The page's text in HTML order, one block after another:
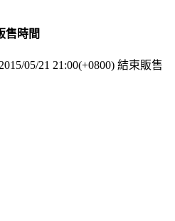
售時間
2015/05/21 21:00(+0800) 結束販售